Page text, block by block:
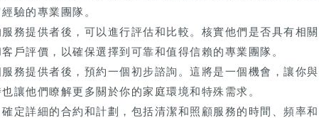
驗的專業團隊。
務提供者後，可以進行評估和比較。核實他們是否具有相
戶評價，以確保選擇到可靠和值得信賴的專業團隊。
務提供者後，預約一個初步諮詢。這將是一個機會，讓你
讓他們瞭解更多關於你的家庭環境和特殊需求。
定詳細的合約和計劃，包括清潔和照顧服務的時間、頻率